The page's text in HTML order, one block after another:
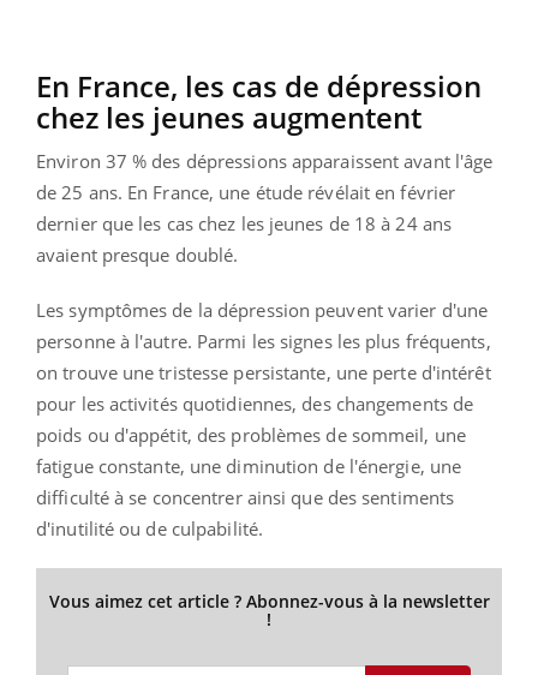
En France, les cas de dépression
chez les jeunes augmentent
Environ 37 % des dépressions apparaissent avant l'âge
de 25 ans. En France, une étude révélait en février
dernierque les cas chez les jeunes de 18 à 24 ans
avaient presque doublé.
Les symptômes de la dépression peuvent varier d'une
personne à l'autre. Parmi les signes les plus fréquents,
on trouve une tristesse persistante, une perte d'intérêt
pour les activités quotidiennes, des changements de
poids ou d'appétit, des problèmes de sommeil, une
fatigue constante, une diminution de l'énergie, une
difficulté à se concentrer ainsi que des sentiments
d'inutilité ou de culpabilité.
Vous aimez cet article ? Abonnez-vous à la newsletter
!